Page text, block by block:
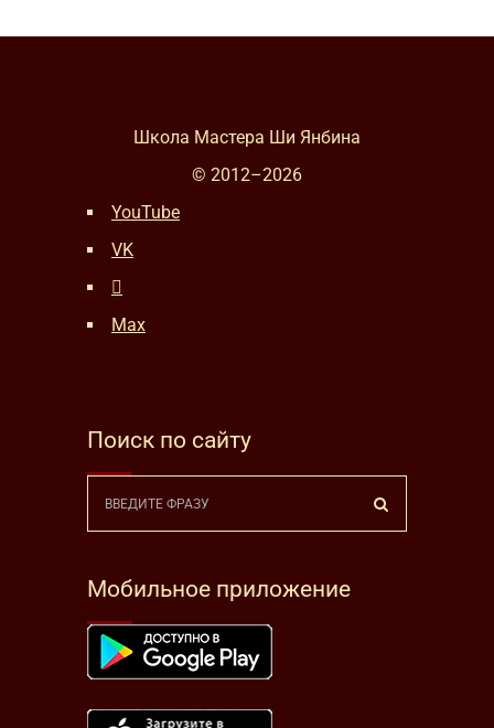
Школа Мастера Ши Янбина
© 2012–2026
YouTube
VK
Max
Поиск по сайту
Мобильное приложение